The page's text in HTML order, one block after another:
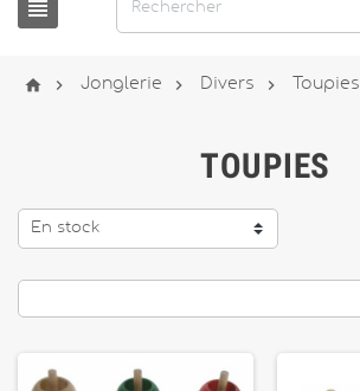

  Jonglerie  Divers  Toupies
TOUPIES
En stock